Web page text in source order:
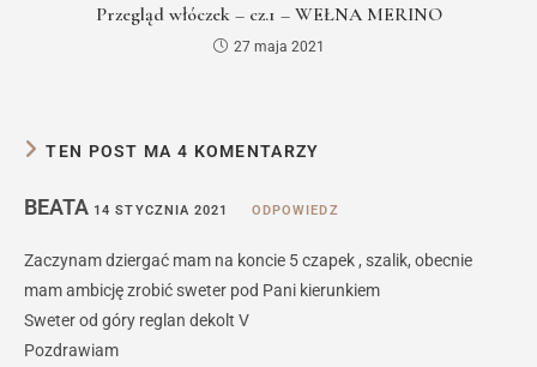
Przegląd włóczek – cz.1 – WEŁNA MERINO
27 maja 2021
TEN POST MA 4 KOMENTARZY
BEATA 14 STYCZNIA 2021 ODPOWIEDZ
Zaczynam dziergać mam na koncie 5 czapek , szalik, obecnie
mam ambicję zrobić sweter pod Pani kierunkiem
Sweter od góry reglan dekolt V
Pozdrawiam